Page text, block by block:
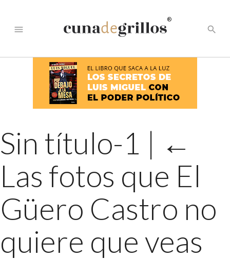
menu
®
search
Sin título-1 | ←
Las fotos que El
Güero Castro no
quiere que veas